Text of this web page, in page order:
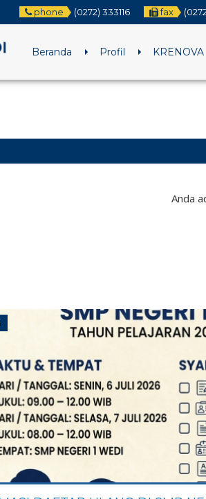
phone (0272) 333116 fax
Beranda Profil KRENOVA
Anda